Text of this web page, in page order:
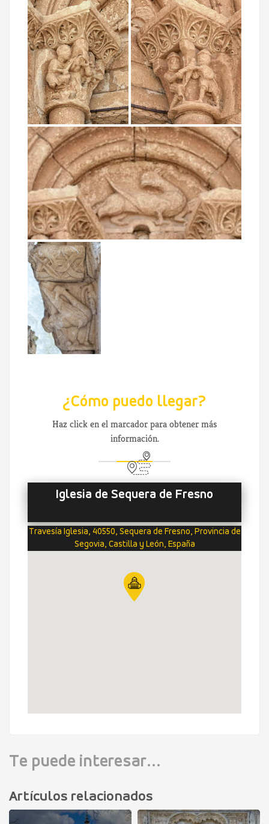
¿Cómo puedo llegar?
Haz click en el marcador para obtener más
información.
Iglesia de Sequera de Fresno
Travesía Iglesia, 40550, Sequera de Fresno, Provincia de
Segovia, Castilla y León, España
Te puede interesar...
Artículos relacionados